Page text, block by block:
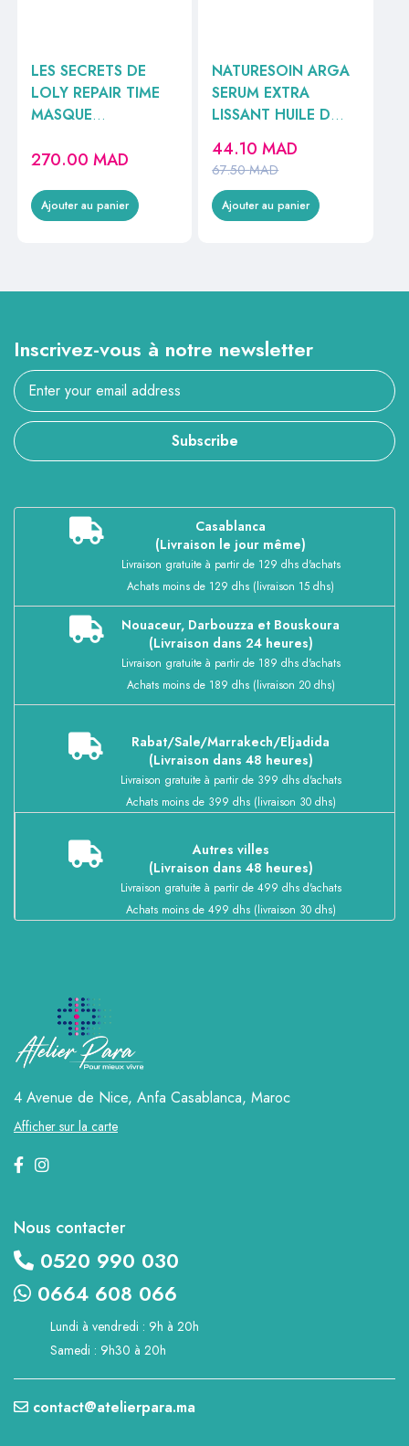
LES SECRETS DE
LOLY REPAIR TIME
MASQUE
270.00 MAD
Ajouter au panier
NATURESOIN ARGA
SERUM EXTRA
LISSANT HUILE D
AVOCAT 50ML
67.50MAD
44.10MAD
Ajouter au panier
Inscrivez-vous à notre newsletter
Subscribe
Casablanca
(Livraison le jour même)
Livraison gratuite à partir de 129 dhs d'achats
Achats moins de 129 dhs (livraison 15 dhs)
Nouaceur, Darbouzza et Bouskoura
(Livraison dans 24 heures)
Livraison gratuite à partir de 189 dhs d'achats
Achats moins de 189 dhs (livraison 20 dhs)
Rabat/Sale/Marrakech/Eljadida
(Livraison dans 48 heures)
Livraison gratuite à partir de 399 dhs d'achats
Achats moins de 399 dhs (livraison 30 dhs)
Autres villes
(Livraison dans 48 heures)
Livraison gratuite à partir de 499 dhs d'achats
Achats moins de 499 dhs (livraison 30 dhs)
4 Avenue de Nice, Anfa Casablanca, Maroc
Afficher sur la carte
Nous contacter
0520 990 030
0664 608 066
Lundi à vendredi : 9h à 20h
Samedi : 9h30 à 20h
contact@atelierpara.ma